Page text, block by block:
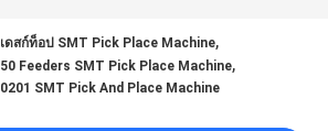
เดสก์ท็อป SMT Pick Place Machine,
50 Feeders SMT Pick Place Machine,
0201 SMT Pick And Place Machine